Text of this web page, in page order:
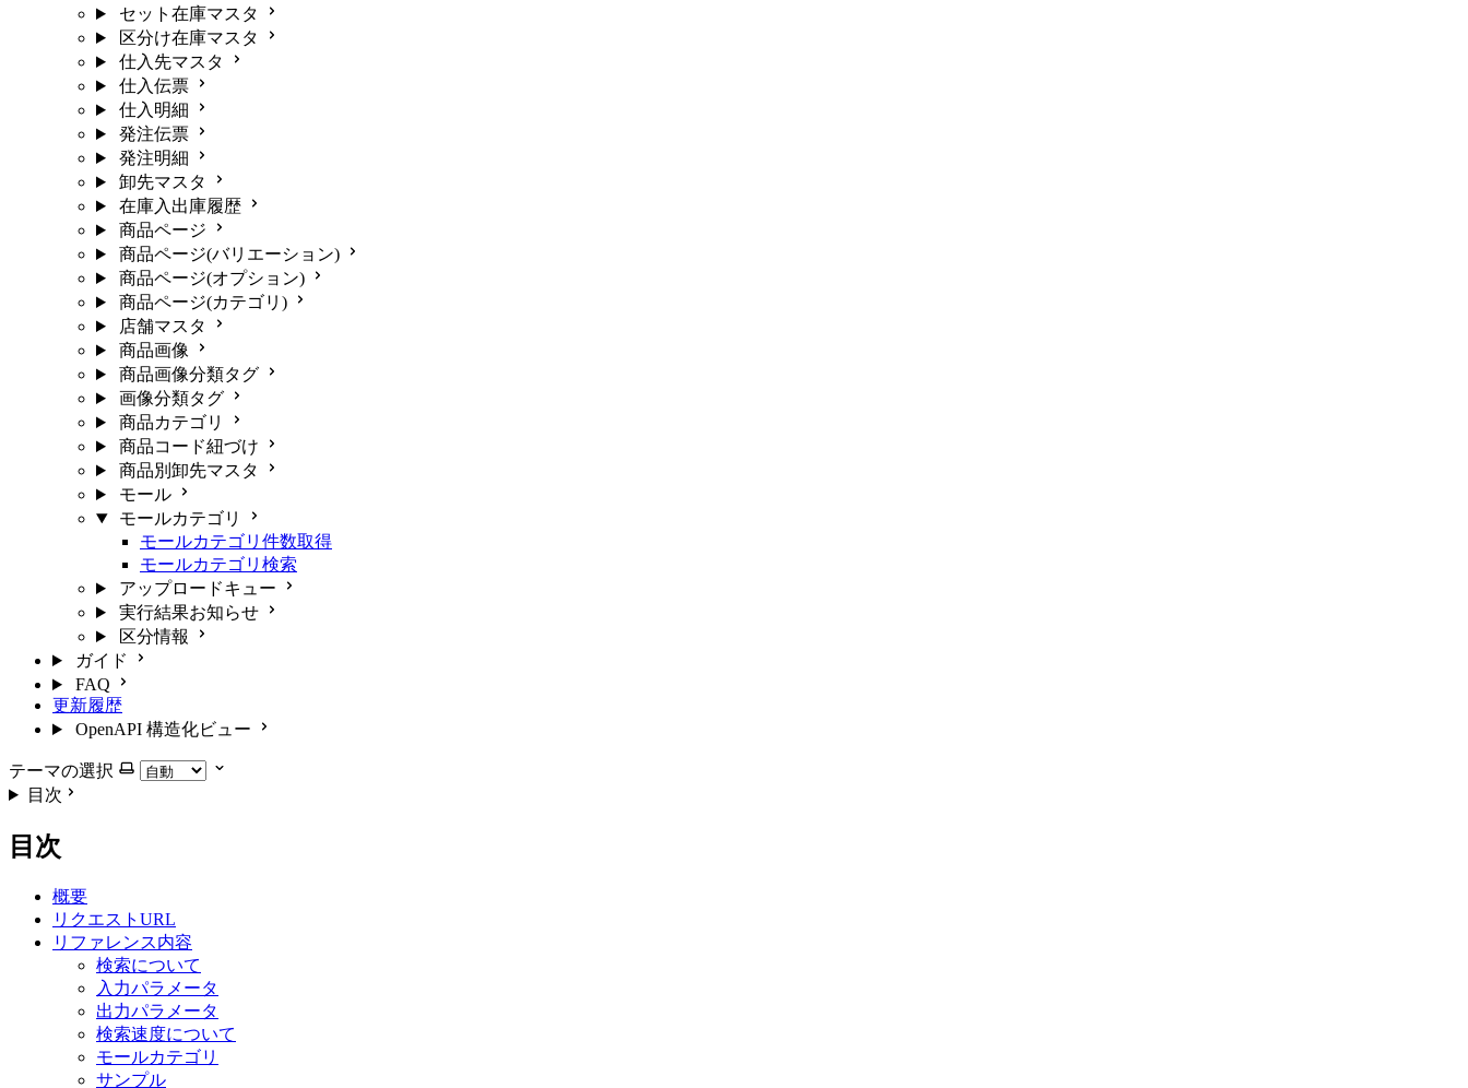
セット在庫マスタ
区分け在庫マスタ
仕入先マスタ
仕入伝票
仕入明細
発注伝票
発注明細
卸先マスタ
在庫入出庫履歴
商品ページ
商品ページ(バリエーション)
商品ページ(オプション)
商品ページ(カテゴリ)
店舗マスタ
商品画像
商品画像分類タグ
画像分類タグ
商品カテゴリ
商品コード紐づけ
商品別卸先マスタ
モール
モールカテゴリ
モールカテゴリ件数取得
モールカテゴリ検索
アップロードキュー
実行結果お知らせ
区分情報
ガイド
FAQ
更新履歴
OpenAPI 構造化ビュー
テーマの選択
目次
目次
概要
リクエストURL
リファレンス内容
検索について
入力パラメータ
出力パラメータ
検索速度について
モールカテゴリ
サンプル